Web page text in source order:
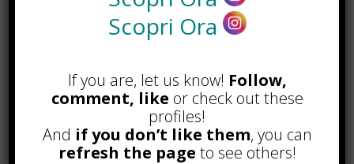
POPOLARI
Scopri Ora
If you are, let us know! Follow,
comment, like or check out these
profiles!
And if you don’t like them, you can
refresh the page to see others!